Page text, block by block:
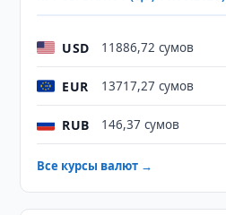
USD 11886,72 сумов
EUR 13717,27 сумов
RUB 146,37 сумов
Все курсы валют →